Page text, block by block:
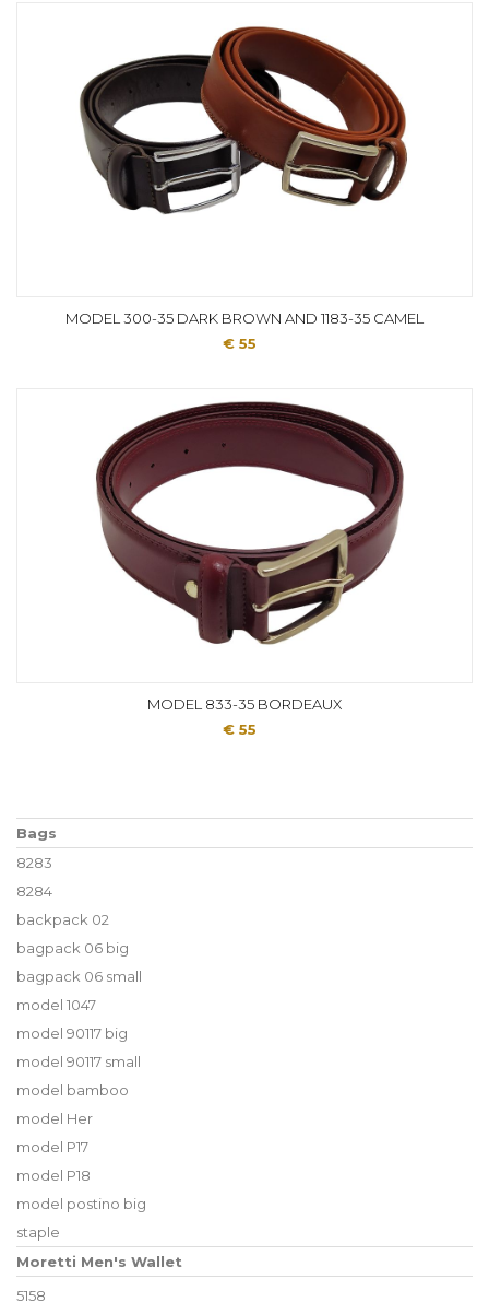
MODEL 300-35 DARK BROWN AND 1183-35 CAMEL
€ 55
MODEL 833-35 BORDEAUX
€ 55
Bags
8283
8284
backpack 02
bagpack 06 big
bagpack 06 small
model 1047
model 90117 big
model 90117 small
model bamboo
model Her
model P17
model P18
model postino big
staple
Moretti Men's Wallet
5158